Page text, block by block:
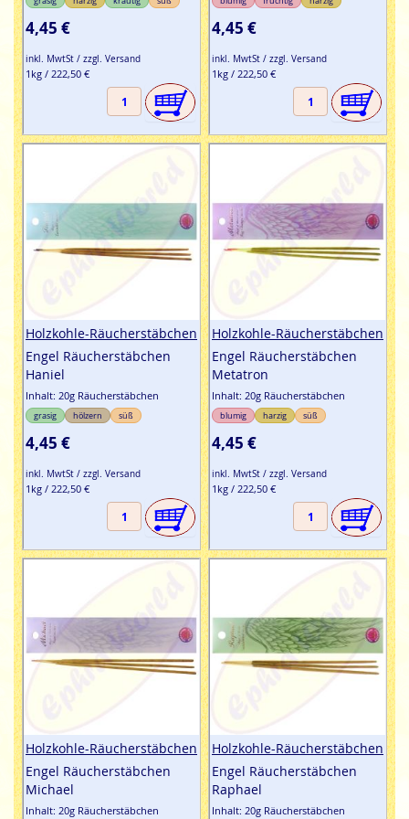
4,45 €
inkl. MwtSt / zzgl. Versand
1kg / 222,50 €
4,45 €
inkl. MwtSt / zzgl. Versand
1kg / 222,50 €
Holzkohle-Räucherstäbchen
Engel Räucherstäbchen
Haniel
Inhalt: 20g Räucherstäbchen
grasig hölzern süß
4,45 €
inkl. MwtSt / zzgl. Versand
1kg / 222,50 €
Holzkohle-Räucherstäbchen
Engel Räucherstäbchen
Metatron
Inhalt: 20g Räucherstäbchen
blumig harzig süß
4,45 €
inkl. MwtSt / zzgl. Versand
1kg / 222,50 €
Holzkohle-Räucherstäbchen
Engel Räucherstäbchen
Michael
Inhalt: 20g Räucherstäbchen
Holzkohle-Räucherstäbchen
Engel Räucherstäbchen
Raphael
Inhalt: 20g Räucherstäbchen